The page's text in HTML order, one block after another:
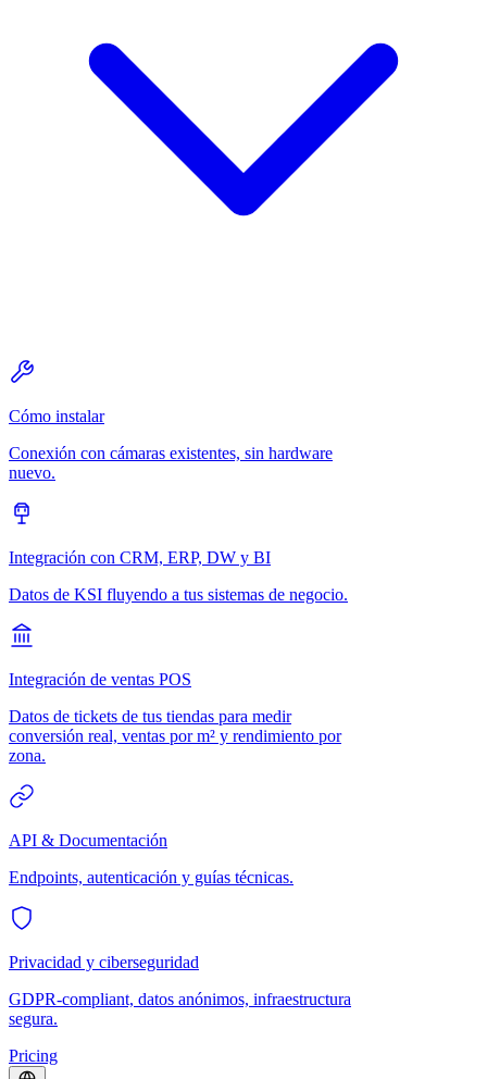
Cómo instalar
Conexión con cámaras existentes, sin hardware
nuevo.
Integración con CRM, ERP, DW y BI
Datos de KSI fluyendo a tus sistemas de negocio.
Integración de ventas POS
Datos de tickets de tus tiendas para medir
conversión real, ventas por m² y rendimiento por
zona.
API & Documentación
Endpoints, autenticación y guías técnicas.
Privacidad y ciberseguridad
GDPR-compliant, datos anónimos, infraestructura
segura.
Pricing